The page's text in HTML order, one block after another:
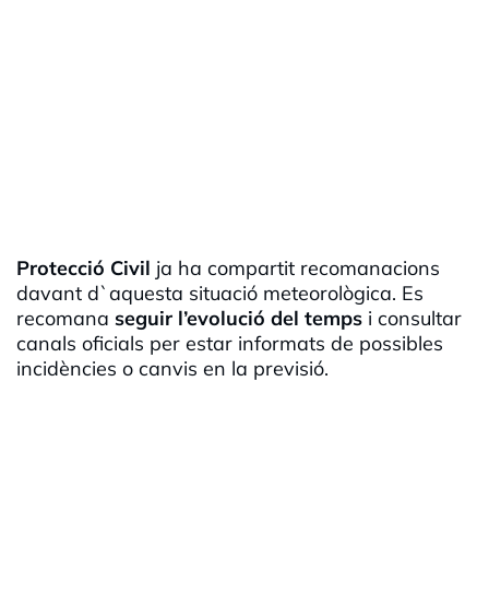
Protecció Civil ja ha compartit recomanacions
davant d`aquesta situació meteorològica. Es
recomana seguir l’evolució del temps i consultar
canals oficials per estar informats de possibles
incidències o canvis en la previsió.